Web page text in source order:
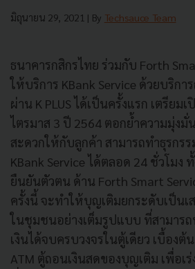
มิถุนายน 29, 2021 | By Techsauce Team
ธนาคารกสิกรไทย ร่วมกับ Forth
ให้บริการ KBank Service ด้วยบริก
ผ่าน K PLUS ได้เป็นครั้งแรก เตรียม
ไตรมาส 3 ปี 2564 ตอกย้ำความมุ่งมั่
สะดวกให้กับลูกค้า สามารถทำธุรกร
KBank Service ได้ตลอด 24 ชั่วโมง
ยืนยันตัวตน ด้าน Forth Smart
ครั้งนี้ จะทำให้บุญเติมยกระดับเป็นเ
ในชุมชนอย่างเต็มรูปแบบ ที่สามารถ
เงินได้จบครบวงจรในตู้เดียว เบื้องต้
ATM ตู้ถอนเงินสดของบุญเติม เพื่อเร่